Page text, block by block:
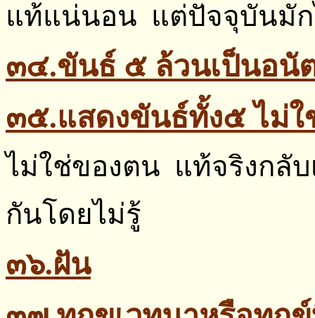
แท้แน่นอน แต่ปัจจุบันมัก
๓๔.ขันธ์ ๕ ล้วนเป็นอนั
๓๕.แสดงขันธ์ทั้ง๕ ไม่ใ
ไม่ใช่ของตน แท้จริงกลั
กันโดยไม่รู้
๓๖.ฝัน